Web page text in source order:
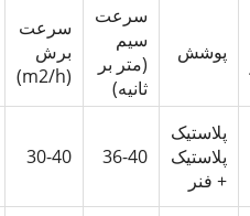
پوشش
سرعت
سیم
(متر بر
ثانیه)
سرعت
برش
(m2/h)
پلاستیک
پلاستیک
+ فنر
36-40
30-40